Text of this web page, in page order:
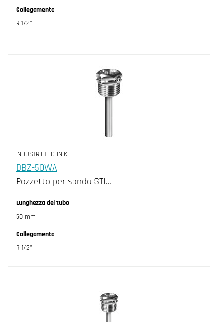
Collegamento
R 1/2"
INDUSTRIETECHNIK
DBZ-50WA
Pozzetto per sonda STI…
Lunghezza del tubo
50 mm
Collegamento
R 1/2"